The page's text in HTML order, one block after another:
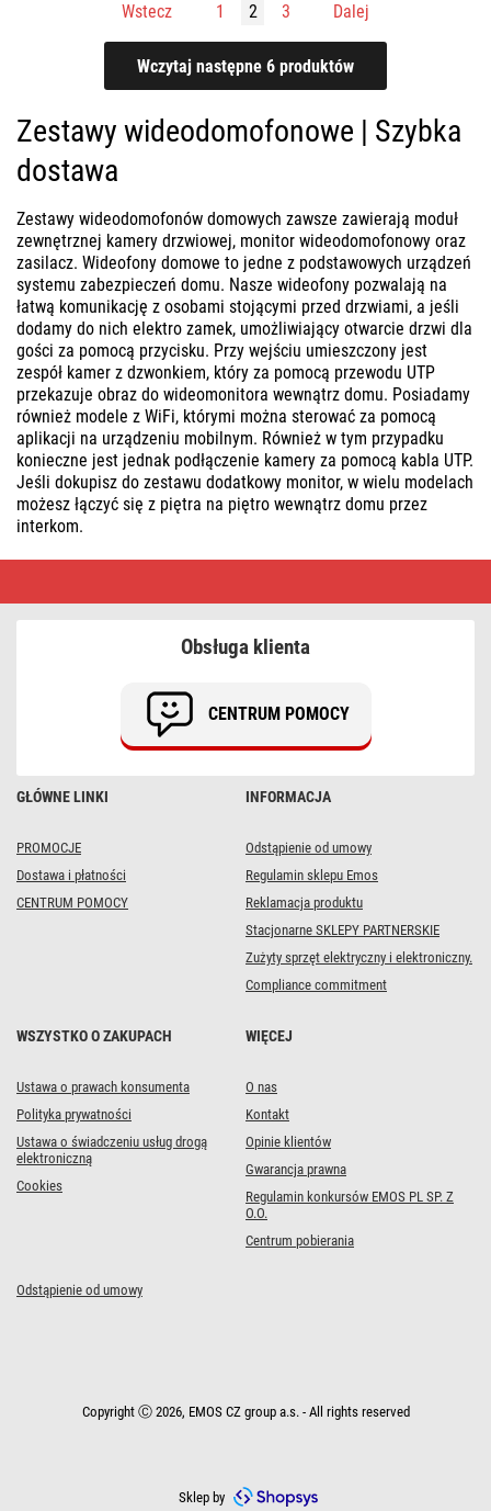
Wstecz 1 2 3 Dalej
Zestawy wideodomofonowe | Szybka
dostawa
Zestawy wideodomofonów domowych zawsze zawierają moduł
zewnętrznej kamery drzwiowej, monitor wideodomofonowy oraz
zasilacz. Wideofony domowe to jedne z podstawowych urządzeń
systemu zabezpieczeń domu. Nasze wideofony pozwalają na
łatwą komunikację z osobami stojącymi przed drzwiami, a jeśli
dodamy do nich elektro zamek, umożliwiający otwarcie drzwi dla
gości za pomocą przycisku. Przy wejściu umieszczony jest
zespół kamer z dzwonkiem, który za pomocą przewodu UTP
przekazuje obraz do wideomonitora wewnątrz domu. Posiadamy
również modele z WiFi, którymi można sterować za pomocą
aplikacji na urządzeniu mobilnym. Również w tym przypadku
konieczne jest jednak podłączenie kamery za pomocą kabla UTP.
Jeśli dokupisz do zestawu dodatkowy monitor, w wielu modelach
możesz łączyć się z piętra na piętro wewnątrz domu przez
interkom.
|
GŁÓWNE LINKI
PROMOCJE
Dostawa i płatności
CENTRUM POMOCY
INFORMACJA
Odstąpienie od umowy
Regulamin sklepu Emos
Reklamacja produktu
Stacjonarne SKLEPY PARTNERSKIE
Zużyty sprzęt elektryczny i elektroniczny.
Compliance commitment
WSZYSTKO O ZAKUPACH
Ustawa o prawach konsumenta
Polityka prywatności
Ustawa o świadczeniu usług drogą
elektroniczną
Cookies
WIĘCEJ
O nas
Kontakt
Opinie klientów
Gwarancja prawna
Regulamin konkursów EMOS PL SP. Z
O.O.
Centrum pobierania
Odstąpienie od umowy
Obsługa klienta
CENTRUM POMOCY
Copyright Ⓒ 2026, EMOS CZ group a.s. - All rights reserved
Sklep by